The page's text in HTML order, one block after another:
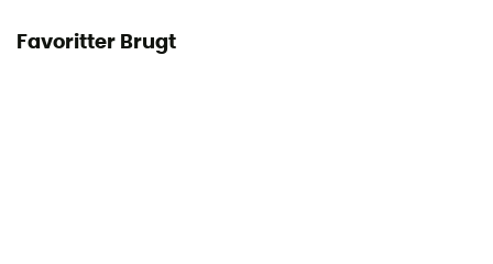
Favoritter Brugt